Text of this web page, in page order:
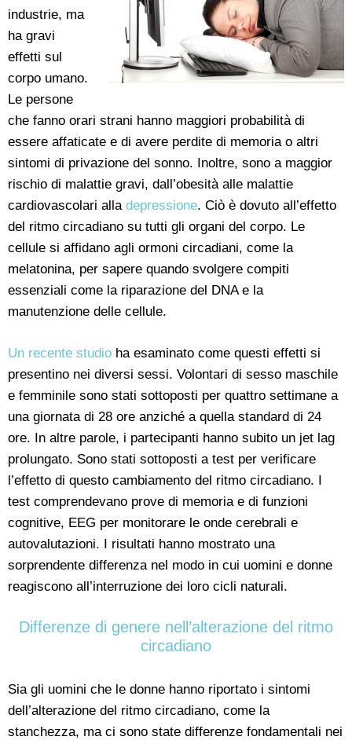
industrie, ma
ha gravi
effetti sul
corpo umano.
Le persone
che fanno orari strani hanno maggiori probabilità di
essere affaticate e di avere perdite di memoria o altri
sintomi di privazione del sonno. Inoltre, sono a maggior
rischio di malattie gravi, dall’obesità alle malattie
cardiovascolari alla depressione. Ciò è dovuto all’effetto
del ritmo circadiano su tutti gli organi del corpo. Le
cellule si affidano agli ormoni circadiani, come la
melatonina, per sapere quando svolgere compiti
essenziali come la riparazione del DNA e la
manutenzione delle cellule.
Un recente studio ha esaminato come questi effetti si
presentino nei diversi sessi. Volontari di sesso maschile
e femminile sono stati sottoposti per quattro settimane a
una giornata di 28 ore anziché a quella standard di 24
ore. In altre parole, i partecipanti hanno subito un jet lag
prolungato. Sono stati sottoposti a test per verificare
l’effetto di questo cambiamento del ritmo circadiano. I
test comprendevano prove di memoria e di funzioni
cognitive, EEG per monitorare le onde cerebrali e
autovalutazioni. I risultati hanno mostrato una
sorprendente differenza nel modo in cui uomini e donne
reagiscono all’interruzione dei loro cicli naturali.
Differenze di genere nell’alterazione del ritmo
circadiano
Sia gli uomini che le donne hanno riportato i sintomi
dell’alterazione del ritmo circadiano, come la
stanchezza, ma ci sono state differenze fondamentali nei